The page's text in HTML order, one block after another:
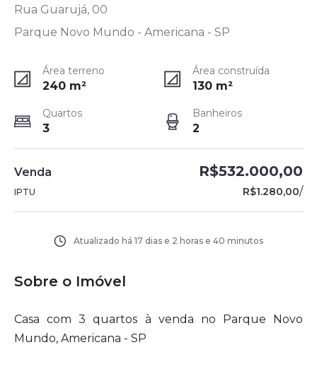
Rua Guarujá, 00
Parque Novo Mundo - Americana - SP
Área terreno
240 m²
Área construída
130 m²
Quartos
3
Banheiros
2
Venda R$532.000,00
IPTU R$1.280,00/
Atualizado há 17 dias e 2 horas e 40 minutos
Sobre o Imóvel
Casa com 3 quartos à venda no Parque Novo
Mundo, Americana - SP